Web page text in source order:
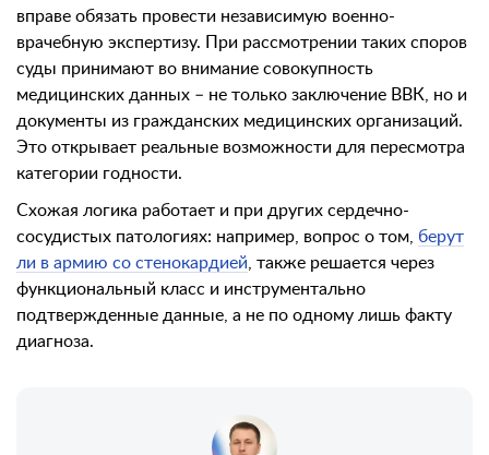
вправе обязать провести независимую военно-
врачебную экспертизу. При рассмотрении таких споров
суды принимают во внимание совокупность
медицинских данных – не только заключение ВВК, но и
документы из гражданских медицинских организаций.
Это открывает реальные возможности для пересмотра
категории годности.
Схожая логика работает и при других сердечно-
сосудистых патологиях: например, вопрос о том, берут
ли в армию со стенокардией , также решается через
функциональный класс и инструментально
подтвержденные данные, а не по одному лишь факту
диагноза.